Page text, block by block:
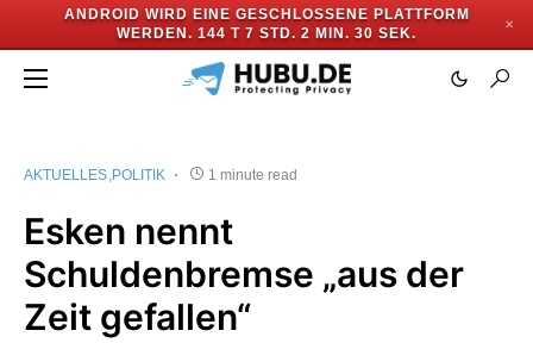
ANDROID WIRD EINE GESCHLOSSENE PLATTFORM
WERDEN. 144 T 7 STD. 2 MIN. 30 SEK.
✕
AKTUELLES POLITIK 1 minute read
Esken nennt
Schuldenbremse „aus der
Zeit gefallen“